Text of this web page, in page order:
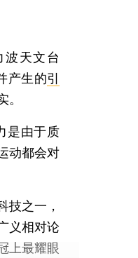
天文台
产生的引
是由于质
动都会对
之一，
义相对论
上最耀眼